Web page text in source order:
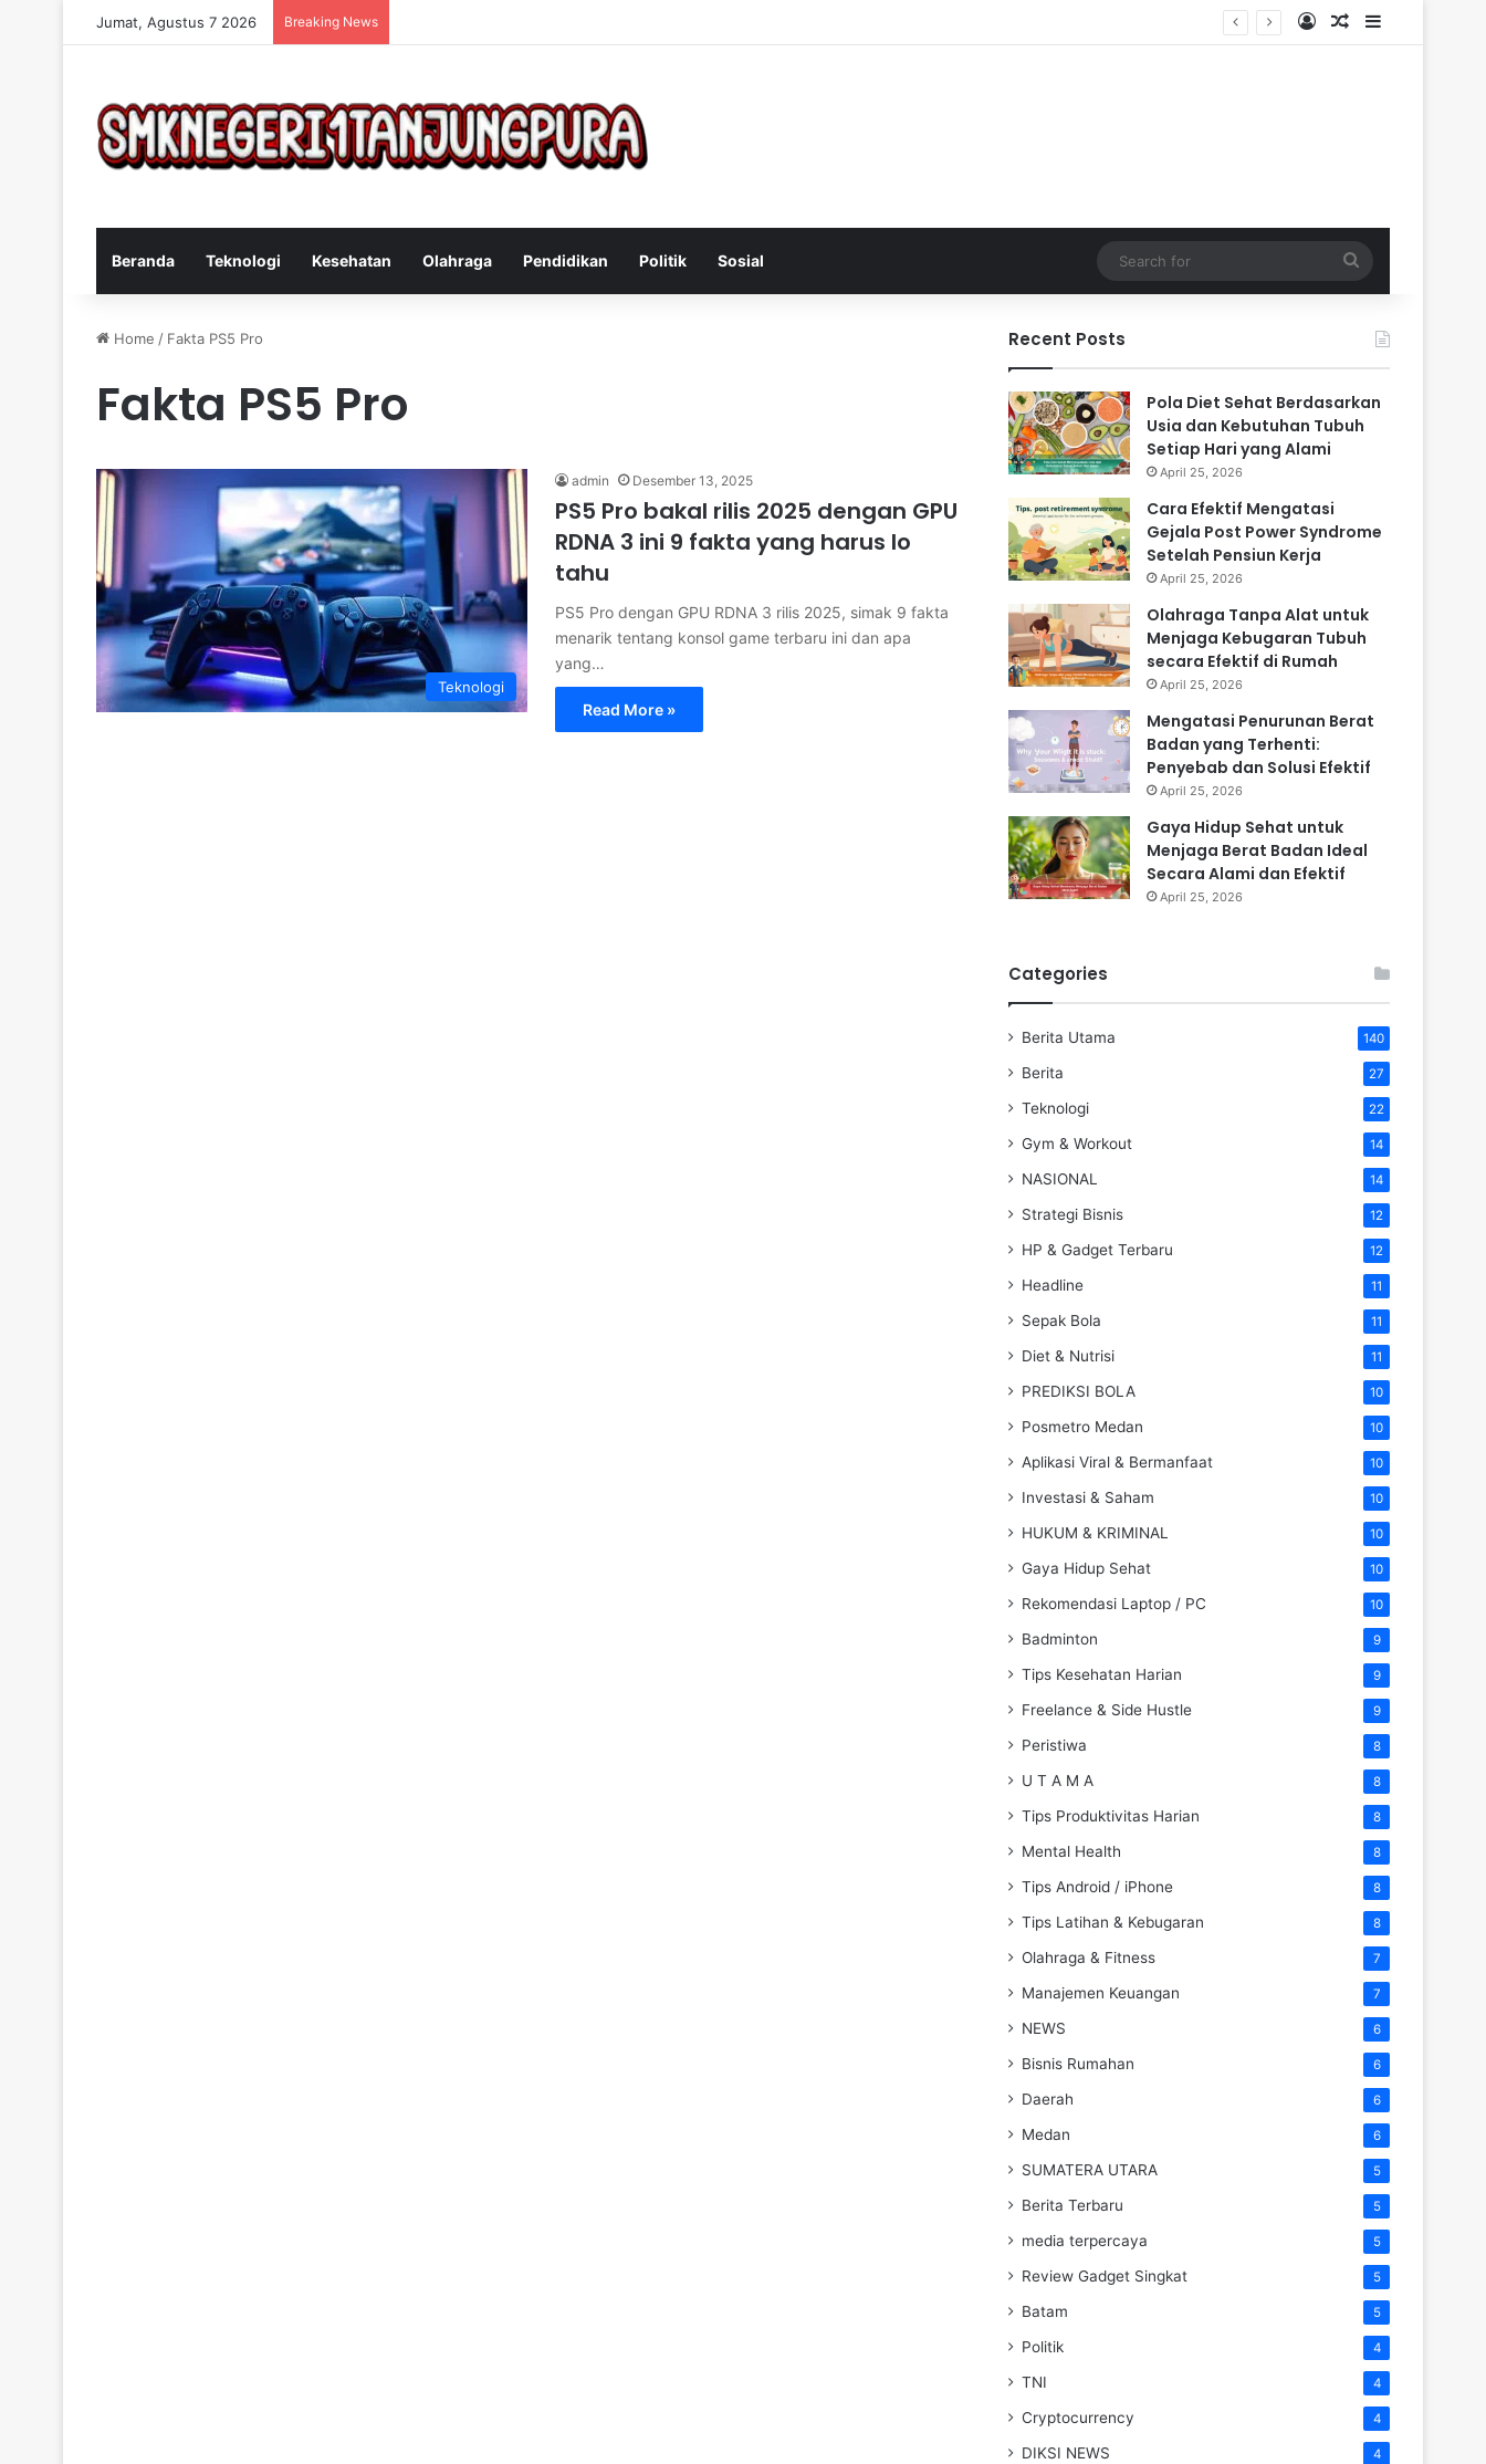
Jumat, Agustus 7 2026 Breaking News Log InRandom Article
Sidebar
Beranda Teknologi Kesehatan Olahraga Pendidikan Politik Sosial
for
Home / Fakta PS5 Pro
Fakta PS5 Pro
Teknologi
admin Desember 13, 2025
PS5 Pro bakal rilis 2025 dengan GPU
RDNA 3 ini 9 fakta yang harus lo
tahu
PS5 Pro dengan GPU RDNA 3 rilis 2025, simak 9 fakta
menarik tentang konsol game terbaru ini dan apa
yang…
Read More »
Recent Posts
Pola Diet Sehat Berdasarkan
Usia dan Kebutuhan Tubuh
Setiap Hari yang Alami
April 25, 2026
Cara Efektif Mengatasi
Gejala Post Power Syndrome
Setelah Pensiun Kerja
April 25, 2026
Olahraga Tanpa Alat untuk
Menjaga Kebugaran Tubuh
secara Efektif di Rumah
April 25, 2026
Mengatasi Penurunan Berat
Badan yang Terhenti:
Penyebab dan Solusi Efektif
April 25, 2026
Gaya Hidup Sehat untuk
Menjaga Berat Badan Ideal
Secara Alami dan Efektif
April 25, 2026
Categories
Berita Utama 140
Berita 27
Teknologi 22
Gym & Workout 14
NASIONAL 14
Strategi Bisnis 12
HP & Gadget Terbaru 12
Headline 11
Sepak Bola 11
Diet & Nutrisi 11
PREDIKSI BOLA 10
Posmetro Medan 10
Aplikasi Viral & Bermanfaat 10
Investasi & Saham 10
HUKUM & KRIMINAL 10
Gaya Hidup Sehat 10
Rekomendasi Laptop / PC 10
Badminton 9
Tips Kesehatan Harian 9
Freelance & Side Hustle 9
Peristiwa 8
U T A M A 8
Tips Produktivitas Harian 8
Mental Health 8
Tips Android / iPhone 8
Tips Latihan & Kebugaran 8
Olahraga & Fitness 7
Manajemen Keuangan 7
NEWS 6
Bisnis Rumahan 6
Daerah 6
Medan 6
SUMATERA UTARA 5
Berita Terbaru 5
media terpercaya 5
Review Gadget Singkat 5
Batam 5
Politik 4
TNI 4
Cryptocurrency 4
DIKSI NEWS 4